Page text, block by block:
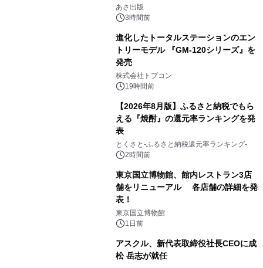
養としての蕎麦』2026年8月25日
（火）発売
あさ出版
3時間前
進化したトータルステーションのエン
トリーモデル 『GM-120シリーズ』を
発売
株式会社トプコン
19時間前
【2026年8月版】ふるさと納税でもら
える『焼酎』の還元率ランキングを発
表
とくさと-ふるさと納税還元率ランキング-
2時間前
東京国立博物館、館内レストラン3店
舗をリニューアル 各店舗の詳細を発
表！
東京国立博物館
1日前
アスクル、新代表取締役社長CEOに成
松 岳志が就任